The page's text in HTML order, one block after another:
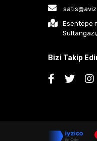
Esentepe
Bizi Takip